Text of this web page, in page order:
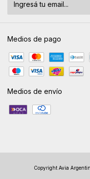
Medios de pago
Medios de envío
Copyright Avia